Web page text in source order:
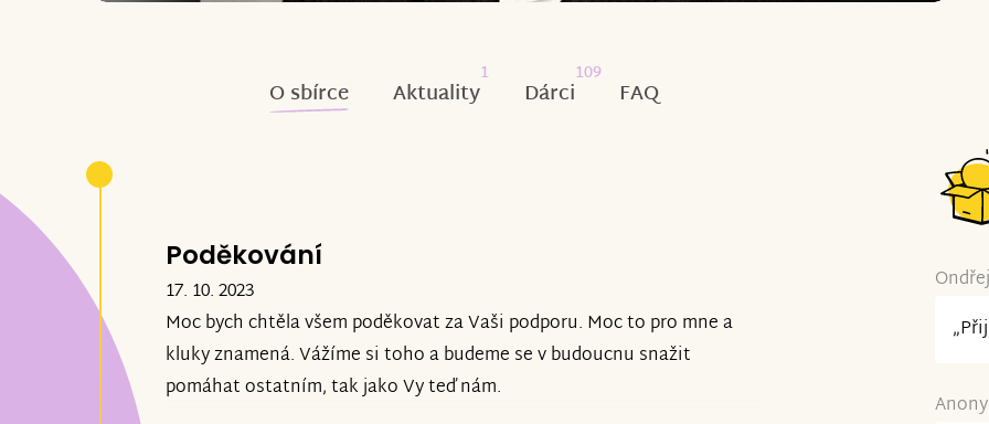
O sbírce Aktuality
1
Dárci
109
FAQ
Poděkování
17. 10. 2023
Moc bych chtěla všem poděkovat za Vaši podporu. Moc to pro mne a
kluky znamená. Vážíme si toho a budeme se v budoucnu snažit
pomáhat ostatním, tak jako Vy teď nám.